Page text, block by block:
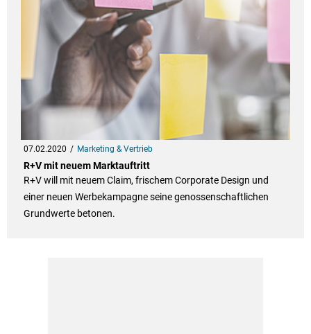
07.02.2020 Marketing & Vertrieb
R+V mit neuem Marktauftritt
R+V will mit neuem Claim, frischem Corporate Design und
einer neuen Werbekampagne seine genossenschaftlichen
Grundwerte betonen.